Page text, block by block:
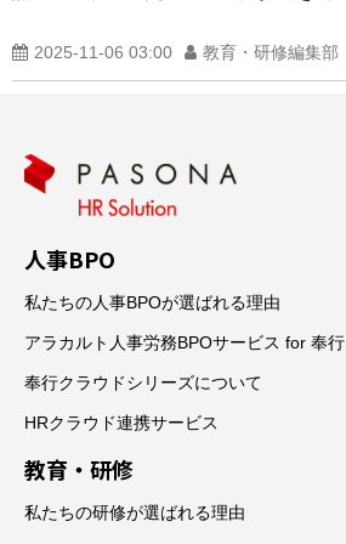
2025-11-06 03:00 教育・研修編集部
人事BPO
私たちの人事BPOが選ばれる理由
アラカルト人事労務BPOサービス for 奉行
奉行クラウドシリーズについて
HRクラウド連携サービス
教育・研修
私たちの研修が選ばれる理由